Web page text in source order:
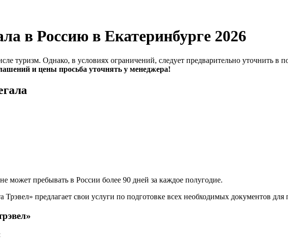
в Россию в Екатеринбурге 2026
туризм. Однако, в условиях ограничений, следует предварительно уточнить в
и цены просьба уточнять у менеджера!
может пребывать в России более 90 дней за каждое полугодие.
предлагает свои услуги по подготовке всех необходимых документов